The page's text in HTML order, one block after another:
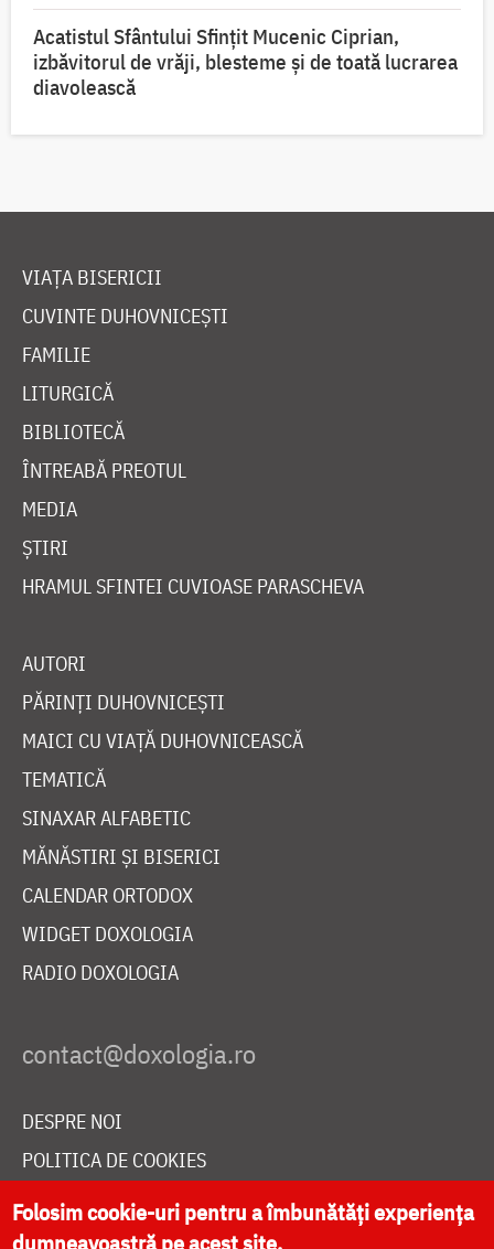
Acatistul Sfântului Sfințit Mucenic Ciprian,
izbăvitorul de vrăji, blesteme și de toată lucrarea
diavolească
VIAȚA BISERICII
CUVINTE DUHOVNICEȘTI
FAMILIE
LITURGICĂ
BIBLIOTECĂ
ÎNTREABĂ PREOTUL
MEDIA
ȘTIRI
HRAMUL SFINTEI CUVIOASE PARASCHEVA
AUTORI
PĂRINȚI DUHOVNICEȘTI
MAICI CU VIAȚĂ DUHOVNICEASCĂ
TEMATICĂ
SINAXAR ALFABETIC
MĂNĂSTIRI ȘI BISERICI
CALENDAR ORTODOX
WIDGET DOXOLOGIA
RADIO DOXOLOGIA
DESPRE NOI
POLITICA DE COOKIES
DONEAZĂ ONLINE PENTRU CATEDRALA NAȚIONALĂ
Folosim cookie-uri pentru a îmbunătăți experiența
dumneavoastră pe acest site.